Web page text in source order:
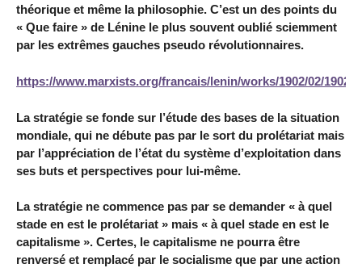
théorique et même la philosophie. C’est un des points du
« Que faire » de Lénine le plus souvent oublié sciemment
par les extrêmes gauches pseudo révolutionnaires.
https://www.marxists.org/francais/lenin/works/1902/02/
La stratégie se fonde sur l’étude des bases de la situation
mondiale, qui ne débute pas par le sort du prolétariat mais
par l’appréciation de l’état du système d’exploitation dans
ses buts et perspectives pour lui-même.
La stratégie ne commence pas par se demander « à quel
stade en est le prolétariat » mais « à quel stade en est le
capitalisme ». Certes, le capitalisme ne pourra être
renversé et remplacé par le socialisme que par une action